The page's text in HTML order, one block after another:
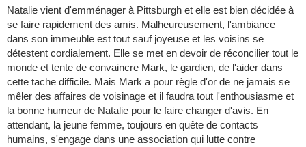
Natalie vient d'emménager à Pittsburgh et elle est bien décidée à
se faire rapidement des amis. Malheureusement, l'ambiance
dans son immeuble est tout sauf joyeuse et les voisins se
détestent cordialement. Elle se met en devoir de réconcilier tout le
monde et tente de convaincre Mark, le gardien, de l'aider dans
cette tache difficile. Mais Mark a pour règle d'or de ne jamais se
mêler des affaires de voisinage et il faudra tout l'enthousiasme et
la bonne humeur de Natalie pour le faire changer d'avis. En
attendant, la jeune femme, toujours en quête de contacts
humains, s'engage dans une association qui lutte contre